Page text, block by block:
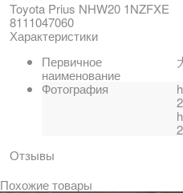
Toyota Prius NHW20 1NZFXE
8111047060
Характеристики
Первичное
наименование
Фотография
Отзывы
Похожие товары